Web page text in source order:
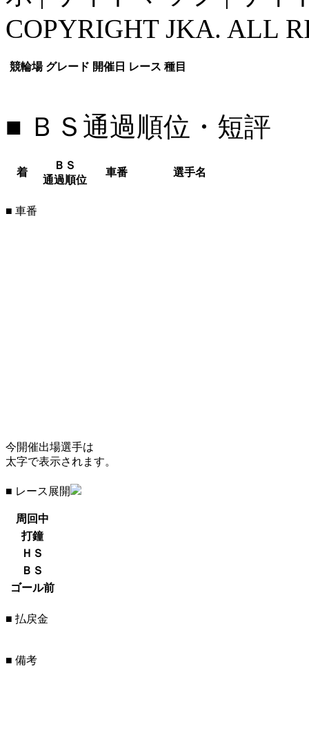
COPYRIGHT JKA. ALL
競輪場 グレード 開催日 レース 種目
■ ＢＳ通過順位・短評
着
ＢＳ
通過順位
車番 選手名
■ 車番
今開催出場選手は
太字で表示されます。
■ レース展開
周回中
打鐘
ＨＳ
ＢＳ
ゴール前
■ 払戻金
■ 備考